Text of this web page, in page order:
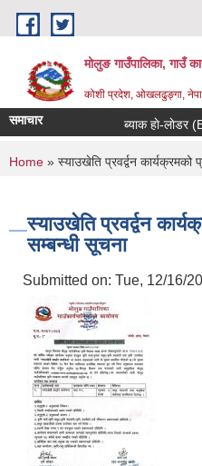
Skip to main content
मोलुङ गाउँपालिका, गाउँ
कोशी प्रदेश, ओखलढुङ्गा,
समाचार ब्याक हाे-लाेडर
You are here
Home » स्याउखेति प्रवर्द्वन कार्यक्रमको
स्याउखेति प्रवर्द्वन
सम्बन्धी सूचना
Submitted on: Tue, 12/16/